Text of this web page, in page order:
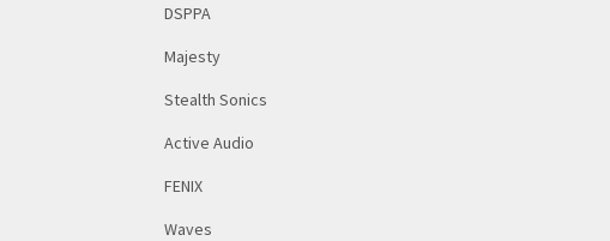
DSPPA
Majesty
Stealth Sonics
Active Audio
FENIX
Waves